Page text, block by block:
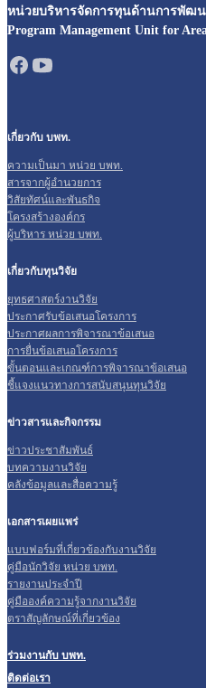
หน่วยบริหารจัดการทุนด้านการพัฒ
Program Management Unit for
เกี่ยวกับ บพท.
ความเป็นมา หน่วย บพท.
สารจากผู้อำนวยการ
วิสัยทัศน์และพันธกิจ
โครงสร้างองค์กร
ผู้บริหาร หน่วย บพท.
เกี่ยวกับทุนวิจัย
ยุทธศาสตร์งานวิจัย
ประกาศรับข้อเสนอโครงการ
ประกาศผลการพิจารณาข้อเสนอ
การยื่นข้อเสนอโครงการ
ขั้นตอนและเกณฑ์การพิจารณาข้อเสนอ
ชี้แจงแนวทางการสนับสนุนทุนวิจัย
ข่าวสารและกิจกรรม
ข่าวประชาสัมพันธ์
บทความงานวิจัย
คลังข้อมูลและสื่อความรู้
เอกสารเผยแพร่
แบบฟอร์มที่เกี่ยวข้องกับงานวิจัย
คู่มือนักวิจัย หน่วย บพท.
รายงานประจำปี
คู่มือองค์ความรู้จากงานวิจัย
ตราสัญลักษณ์ที่เกี่ยวข้อง
ร่วมงานกับ บพท.
ติดต่อเรา